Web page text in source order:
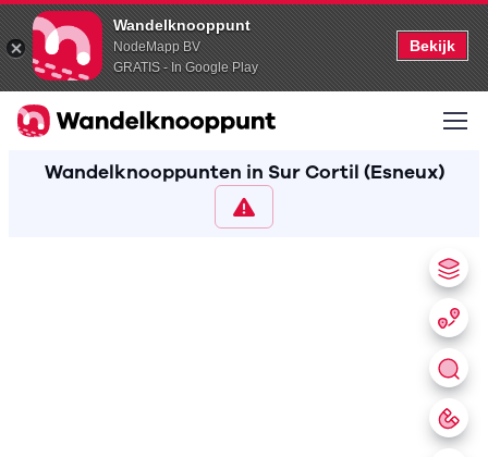
Wandelknooppunt
NodeMapp BV
GRATIS - In Google Play
Bekijk
Wandelknooppunten in Sur Cortil (Esneux)